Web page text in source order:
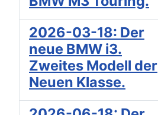
2026-03-18: Der
neue BMW i3.
Zweites Modell der
Neuen Klasse.